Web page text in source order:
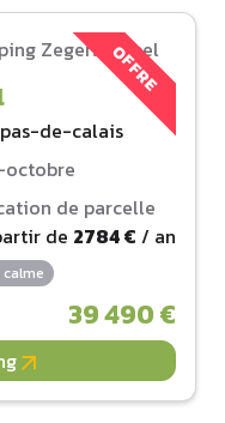
OFFRE
de-calais
octobre
de parcelle
de 2784 € / an
39 490 €